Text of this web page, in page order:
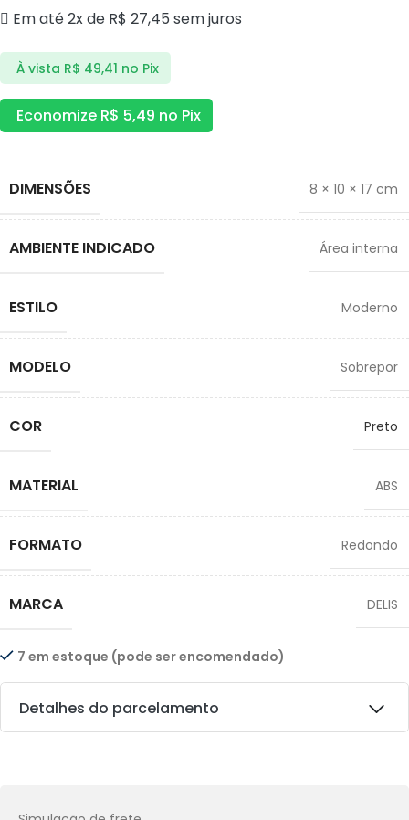
Em até 2x de R$ 27,45 sem juros
À vista R$ 49,41 no Pix
Economize R$ 5,49 no Pix
DIMENSÕES 8 × 10 × 17 cm
AMBIENTE INDICADO Área interna
ESTILO Moderno
MODELO Sobrepor
COR Preto
MATERIAL ABS
FORMATO Redondo
MARCA DELIS
7 em estoque (pode ser encomendado)
Detalhes do parcelamento